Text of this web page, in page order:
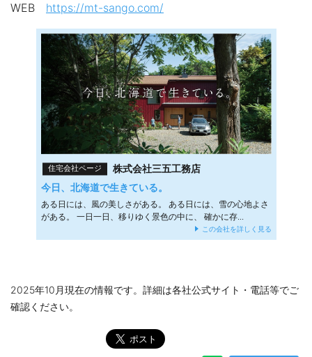
WEB https://mt-sango.com/
住宅会社ページ
株式会社三五工務店
今日、北海道で生きている。
ある日には、風の美しさがある。 ある日には、雪の心地よさ
がある。 一日一日、移りゆく景色の中に、 確かに存...
この会社を詳しく見る
2025年10月現在の情報です。詳細は各社公式サイト・電話等でご
確認ください。